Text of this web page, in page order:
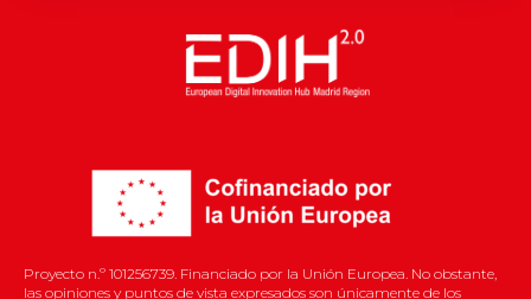
Proyecto n.º 101256739. Financiado por la Unión Europea. No obstante,
las opiniones y puntos de vista expresados son únicamente de los